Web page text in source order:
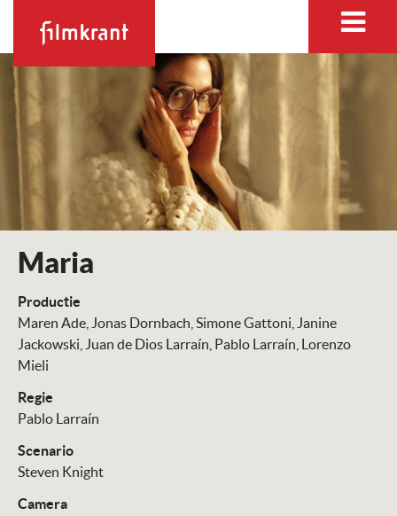
Maria
Productie
Maren Ade Jonas Dornbach Simone Gattoni Janine
Jackowski Juan de Dios Larraín Pablo Larraín Lorenzo
Mieli
Regie
Pablo Larraín
Scenario
Steven Knight
Camera